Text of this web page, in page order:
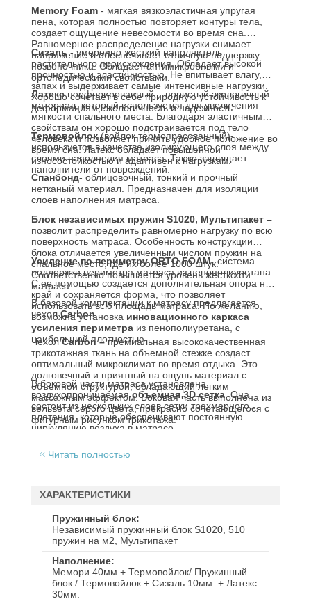
Memory Foam - мягкая вязкоэластичная упругая
пена, которая полностью повторяет контуры тела,
создает ощущение невесомости во время сна.
Равномерное распределение нагрузки снимает
напряжение и обеспечивает отличную поддержку
позвоночника. Обладает антимикробными и
ортопедическими свойствами.
Сизаль- умеренно жесткий наполнитель
растительного происхождения. Обладает высокой
прочностью и эластичностью. Не впитывает влагу,
запах и выдерживает самые интенсивные нагрузки.
Хорошо сочетает в себе природную устойчивость к
деформациям, экологичность и надежность.
Латексперфорированный – пористый экологичный
материал, который используется для увеличения
мягкости спального места. Благодаря эластичным
свойствам он хорошо подстраивается под тело
человека и позволяет принять удобное положение во
время сна. Латекс обладает повышенной
износостойкостью и адаптивен к нагрузкам.
Термовойлок(войлок термопресованный)-
используется в качестве изолирующего слоя между
слоями наполнения матраса. Также защищает
наполнители от повреждений.
Спанбонд- облицовочный, тонкий и прочный
нетканый материал. Предназначен для изоляции
слоев наполнения матраса.
Блок независимых пружин S1020, Мультипакет –
позволит распределить равномерно нагрузку по всю
поверхность матраса. Особенность конструкции
блока отличается увеличенным числом пружин на
спальное место, где их более 1000 штук.
Соответственно повышается уровень жесткости
матраса.
Усиление по периметру ORTO FOAM- система
поддержки периметра матраса из пенополиуретана.
С ее помощью создается дополнительная опора на
край и сохраняется форма, что позволяет
использовать всю площадь матраса. По желанию,
возможна установка инновационного каркаса
усиления периметра
наибольшей плотностью.
В базовой комплектации к матрасу предлагается
чехолCarbon.
ЧехолCarbon –премиальная высококачественная
трикотажная ткань на объемной стежке создаст
оптимальный микроклимат во время отдыха. Это
долговечный и приятный на ощупь материал с
объемной структурой, обладающий легким
массажным эффектом. Боковая часть выполнена из
вельвета серого цвета, прекрасно сочетающегося с
фигурным рисунком трикотажа.
В боковой части матраса установлена
воздухопроницаемаяобъемная 3D сетка. Она
состоит из нескольких слоев сетки трехмерного
плетения, которые обеспечивают постоянную
циркуляцию воздуха в матрасе.
Читать полностью
ХАРАКТЕРИСТИКИ
Пружинный блок
Независимый пружинный блок S1020, 510
пружин на м2, Мультипакет
Наполнение
Мемори 40мм.+ Термовойлок/ Пружинный
блок / Термовойлок + Сизаль 10мм. + Латекс
30мм.